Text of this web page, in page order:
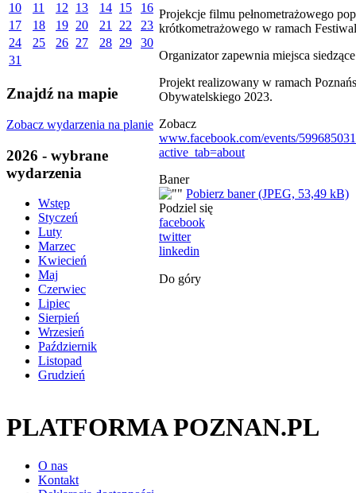
10
11 12 13 14 15
16
17
18 19 20 21 22
23
24
25 26 27 28 29
30
31
Znajdź na mapie
Zobacz wydarzenia na planie
2026 - wybrane
wydarzenia
Wstęp
Styczeń
Luty
Marzec
Kwiecień
Maj
Czerwiec
Lipiec
Sierpień
Wrzesień
Październik
Listopad
Grudzień
Projekcje filmu pełnometrażowego
krótkometrażowego w ramach
Organizator zapewnia miejsca
Projekt realizowany w ramach
Obywatelskiego 2023.
Zobacz
www.facebook.com/events/
active_tab=about
Baner
Pobierz baner (JPEG, 53,49 kB)
Podziel się
facebook
twitter
linkedin
Do góry
PLATFORMA POZNAN.PL
O nas
Kontakt